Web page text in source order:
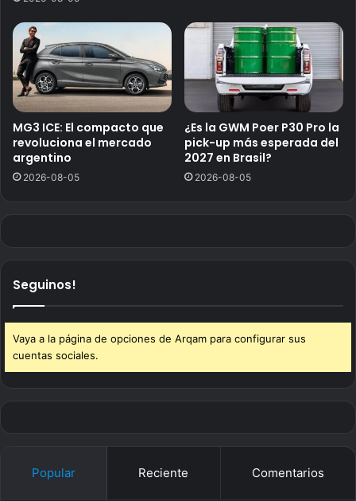
MG3 ICE: El compacto que
revoluciona el mercado
argentino
2026-08-05
¿Es la GWM Poer P30 Pro la
pick-up más esperada del
2027 en Brasil?
2026-08-05
Seguinos!
Vaya a la página de opciones de Arqam para configurar sus
cuentas sociales.
Popular Reciente Comentarios